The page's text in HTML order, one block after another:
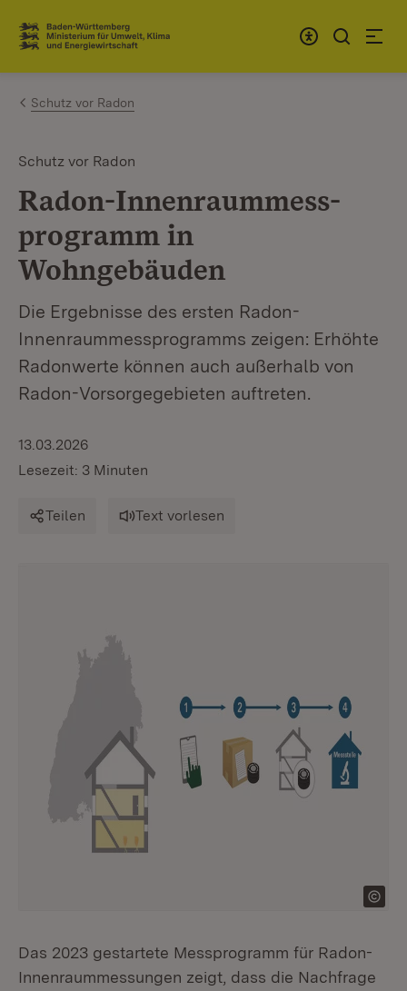
Zum Inhalt springen
Link zur Startseite
Schutz vor Radon
Schutz vor Radon
Radon-Innenraummess­
programm in
Wohngebäuden
Die Ergebnisse des ersten Radon-
Innenraummessprogramms zeigen: Erhöhte
Radonwerte können auch außerhalb von
Radon-Vorsorgegebieten auftreten.
13.03.2026
Lesezeit: 3 Minuten
Teilen Text vorlesen
Das 2023 gestartete Messprogramm für Radon-
Innenraummessungen zeigt, dass die Nachfrage